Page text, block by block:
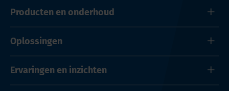
Producten en onderhoud
Oplossingen
Ervaringen en inzichten